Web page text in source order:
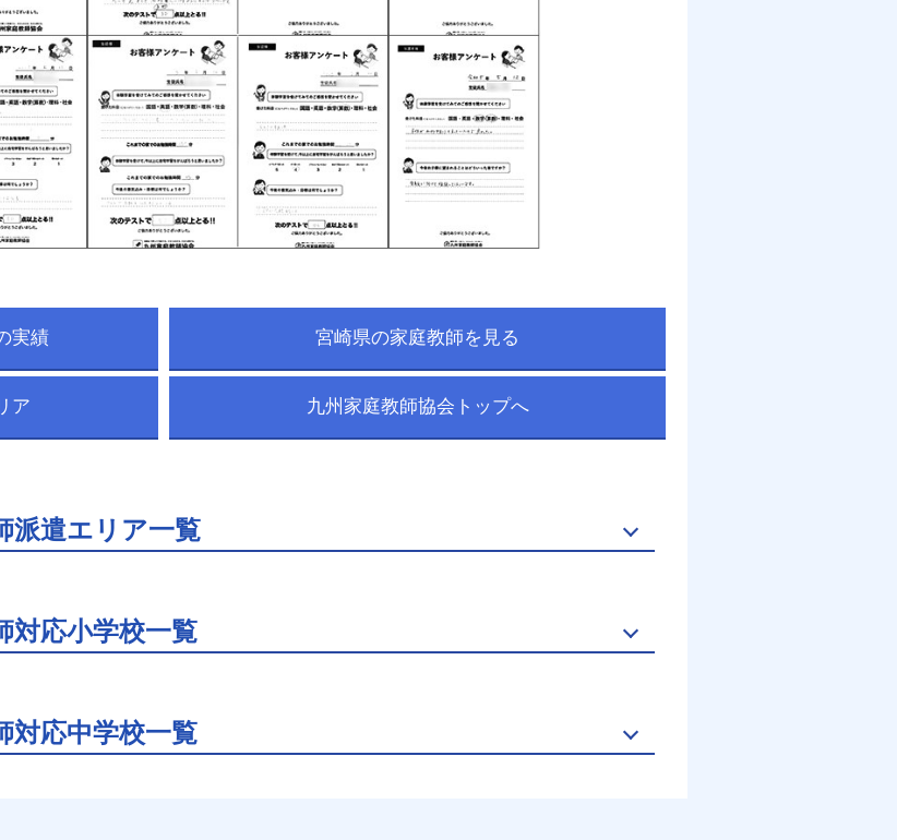
実績 宮崎県の家庭教師を見る
ア 九州家庭教師協会トップへ
派遣エリア一覧
対応小学校一覧
対応中学校一覧